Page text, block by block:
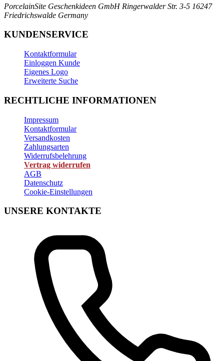
PorcelainSite Geschenkideen GmbH Ringerwalder Str. 3-5 16247
Friedrichswalde Germany
KUNDENSERVICE
Kontaktformular
Einloggen Kunde
Eigenes Logo
Erweiterte Suche
RECHTLICHE INFORMATIONEN
Impressum
Kontaktformular
Versandkosten
Zahlungsarten
Widerrufsbelehrung
Vertrag widerrufen
AGB
Datenschutz
Cookie-Einstellungen
UNSERE KONTAKTE